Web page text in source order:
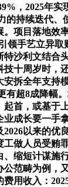
，2025年
的持续迭代、
。项目落地效
领手艺立异取
特沙利文结合
技十周岁时，
拆全年支持
有超8成降幅
起首，或基于
成长要一手
以来的优
做人员受贿
、缩短计谋施
公范畴为例，
用收入：